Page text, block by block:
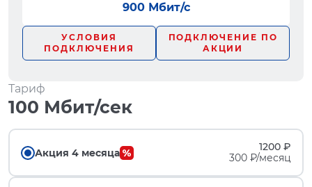
900 Мбит/с
УСЛОВИЯ
ПОДКЛЮЧЕНИЯ
ПОДКЛЮЧЕНИЕ ПО
АКЦИИ
Тариф
100 Мбит/сек
Акция 4 месяца
1200 ₽
300 ₽/месяц